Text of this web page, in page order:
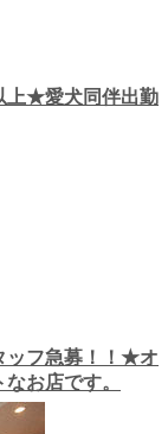
上★愛犬同伴出勤
フ急募！！★オ
お店です。